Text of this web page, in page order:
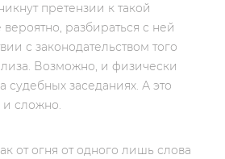
претензии к такой
разбираться с ней
с законодательством того
Возможно, и физически
судебных заседаниях. А это
и сложно.
от огня от одного лишь слова